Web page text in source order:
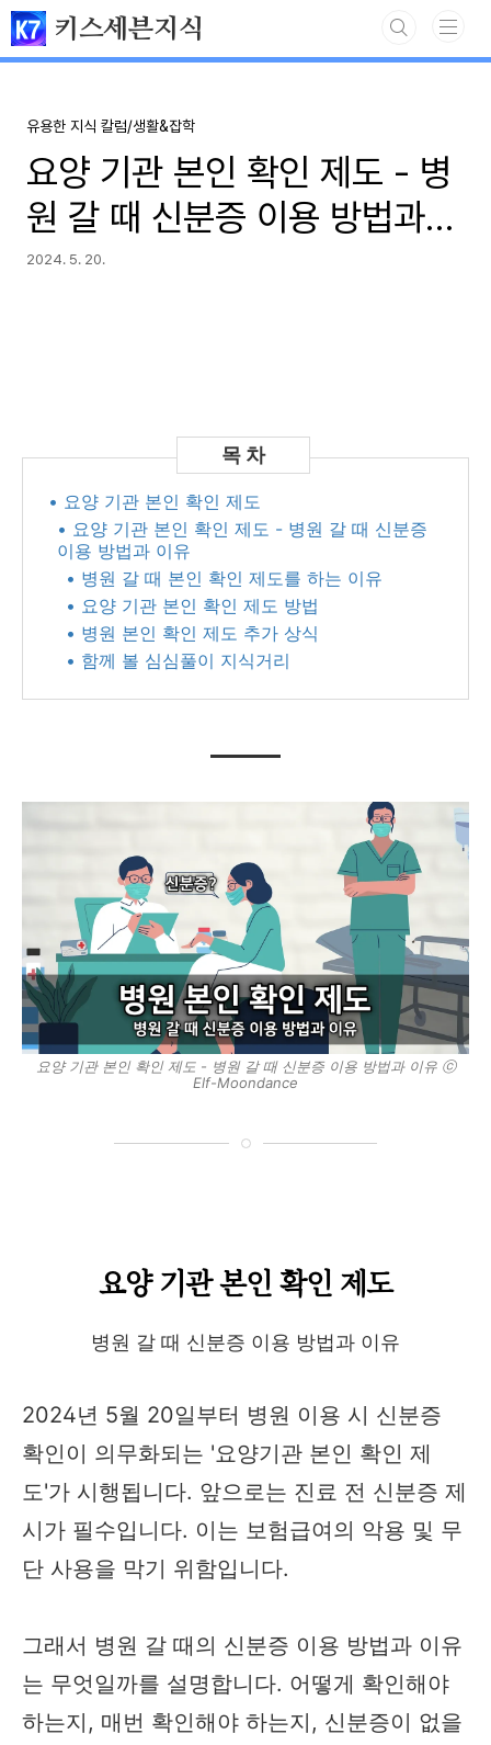
본문 바로가기
키스세븐지식
유용한 지식 칼럼/생활&잡학
요양 기관 본인 확인 제도 - 병
원 갈 때 신분증 이용 방법과
이유​
2024. 5. 20.
• 요양 기관 본인 확인 제도
• 요양 기관 본인 확인 제도 - 병원 갈 때 신분증
이용 방법과 이유​
• 병원 갈 때 본인 확인 제도를 하는 이유
• 요양 기관 본인 확인 제도 방법
• 병원 본인 확인 제도 추가 상식
• 함께 볼 심심풀이 지식거리
요양 기관 본인 확인 제도 - 병원 갈 때 신분증 이용 방법과 이유 ⓒ
Elf-Moondance
요양 기관 본인 확인 제도
병원 갈 때 신분증 이용 방법과 이유
2024년 5월 20일부터 병원 이용 시 신분증
확인이 의무화되는 '요양기관 본인 확인 제
도'가 시행됩니다. 앞으로는 진료 전 신분증 제
시가 필수입니다. 이는 보험급여의 악용 및 무
단 사용을 막기 위함입니다.
그래서 병원 갈 때의 신분증 이용 방법과 이유
는 무엇일까를 설명합니다. 어떻게 확인해야
하는지, 매번 확인해야 하는지, 신분증이 없을